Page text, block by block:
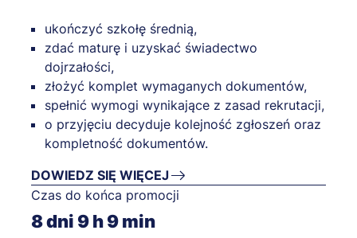
ukończyć szkołę średnią,
zdać maturę i uzyskać świadectwo
dojrzałości,
złożyć komplet wymaganych dokumentów,
spełnić wymogi wynikające z zasad rekrutacji,
o przyjęciu decyduje kolejność zgłoszeń oraz
kompletność dokumentów.
DOWIEDZ SIĘ WIĘCEJ
Czas do końca promocji
8dni 9h9min